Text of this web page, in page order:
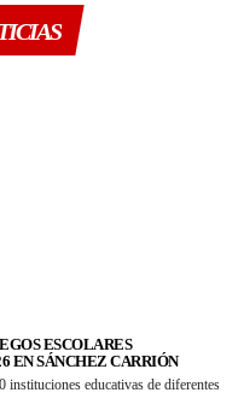
ESCOLARES
EN SÁNCHEZ CARRIÓN
instituciones educativas de diferentes